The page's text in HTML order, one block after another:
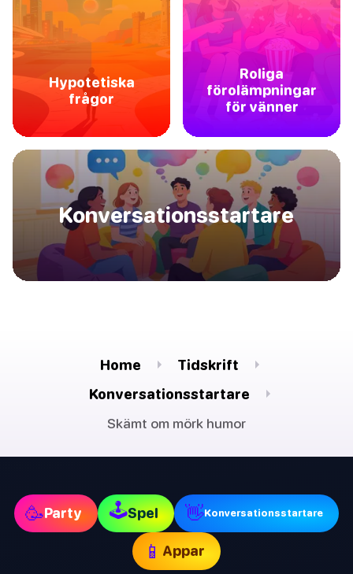
Hypotetiska
frågor
Roliga
förolämpningar
för vänner
Konversationsstartare
Home
Tidskrift
Konversationsstartare
Skämt om mörk humor
🥳Party 🕹Spel 👋Konversationsstartare
📱 Appar